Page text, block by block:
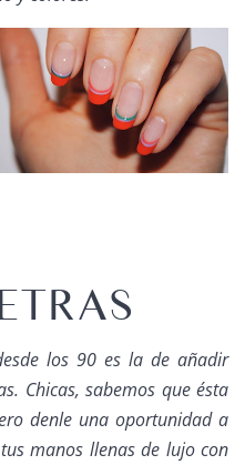
los 90 es la de añadir
Chicas, sabemos que ésta
denle una oportunidad a
manos llenas de lujo con